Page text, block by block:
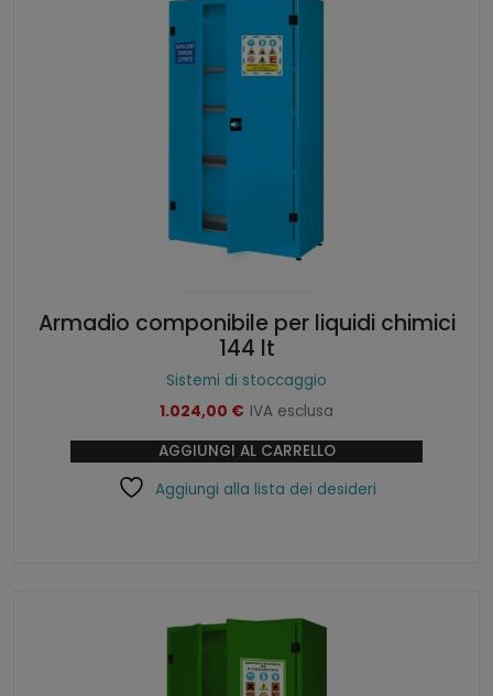
Armadio componibile per liquidi chimici
144 lt
Sistemi di stoccaggio
1.024,00 € IVA esclusa
AGGIUNGI AL CARRELLO
Aggiungi alla lista dei desideri